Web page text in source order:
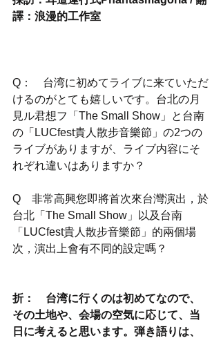
譯：浪漫的工作室
Q：　台湾に初めてライブに来ていただ
けるのがとても嬉しいです。台北の月
見ル君想フ「The Small Show」と台南
の「LUCfest貴人散步音樂節」の2つの
ライブがありますが、ライブ内容にそ
れぞれ違いはありますか？
Q　非常高興您即將首次來台灣演出，於
台北「The Small Show」以及台南
「LUCfest貴人散步音樂節」的兩個場
次，演出上會有不同的設定嗎？
折：　台湾に行くのは初めてなので、
その土地や、会場の空気に応じて、当
日に考えると思います。弾き語りは、